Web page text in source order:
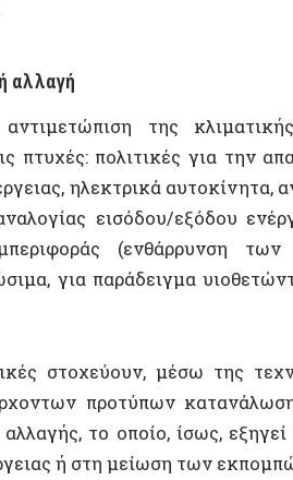
πολιτικές για την
(ενθάρρυνση των
για παράδειγμα υιοθετώντας
στοχεύουν, μέσω της τεχνικής
προτύπων κατανάλωσης.
το οποίο, ίσως, εξηγεί
ή στη μείωση των εκπομπών
πρότυπα κατανάλωσης που
πιο ενεργειακά
δεν οδήγησαν στη
(η συνολική και η κατά